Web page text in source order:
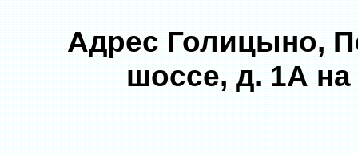
Адрес Голицыно,
шоссе, д. 1А на